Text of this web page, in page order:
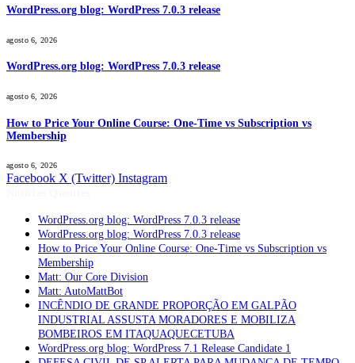
WordPress.org blog: WordPress 7.0.3 release
agosto 6, 2026
WordPress.org blog: WordPress 7.0.3 release
agosto 6, 2026
How to Price Your Online Course: One-Time vs Subscription vs
Membership
agosto 6, 2026
Facebook X (Twitter) Instagram
WordPress.org blog: WordPress 7.0.3 release
WordPress.org blog: WordPress 7.0.3 release
How to Price Your Online Course: One-Time vs Subscription vs
Membership
Matt: Our Core Division
Matt: AutoMattBot
INCÊNDIO DE GRANDE PROPORÇÃO EM GALPÃO
INDUSTRIAL ASSUSTA MORADORES E MOBILIZA
BOMBEIROS EM ITAQUAQUECETUBA
WordPress.org blog: WordPress 7.1 Release Candidate 1